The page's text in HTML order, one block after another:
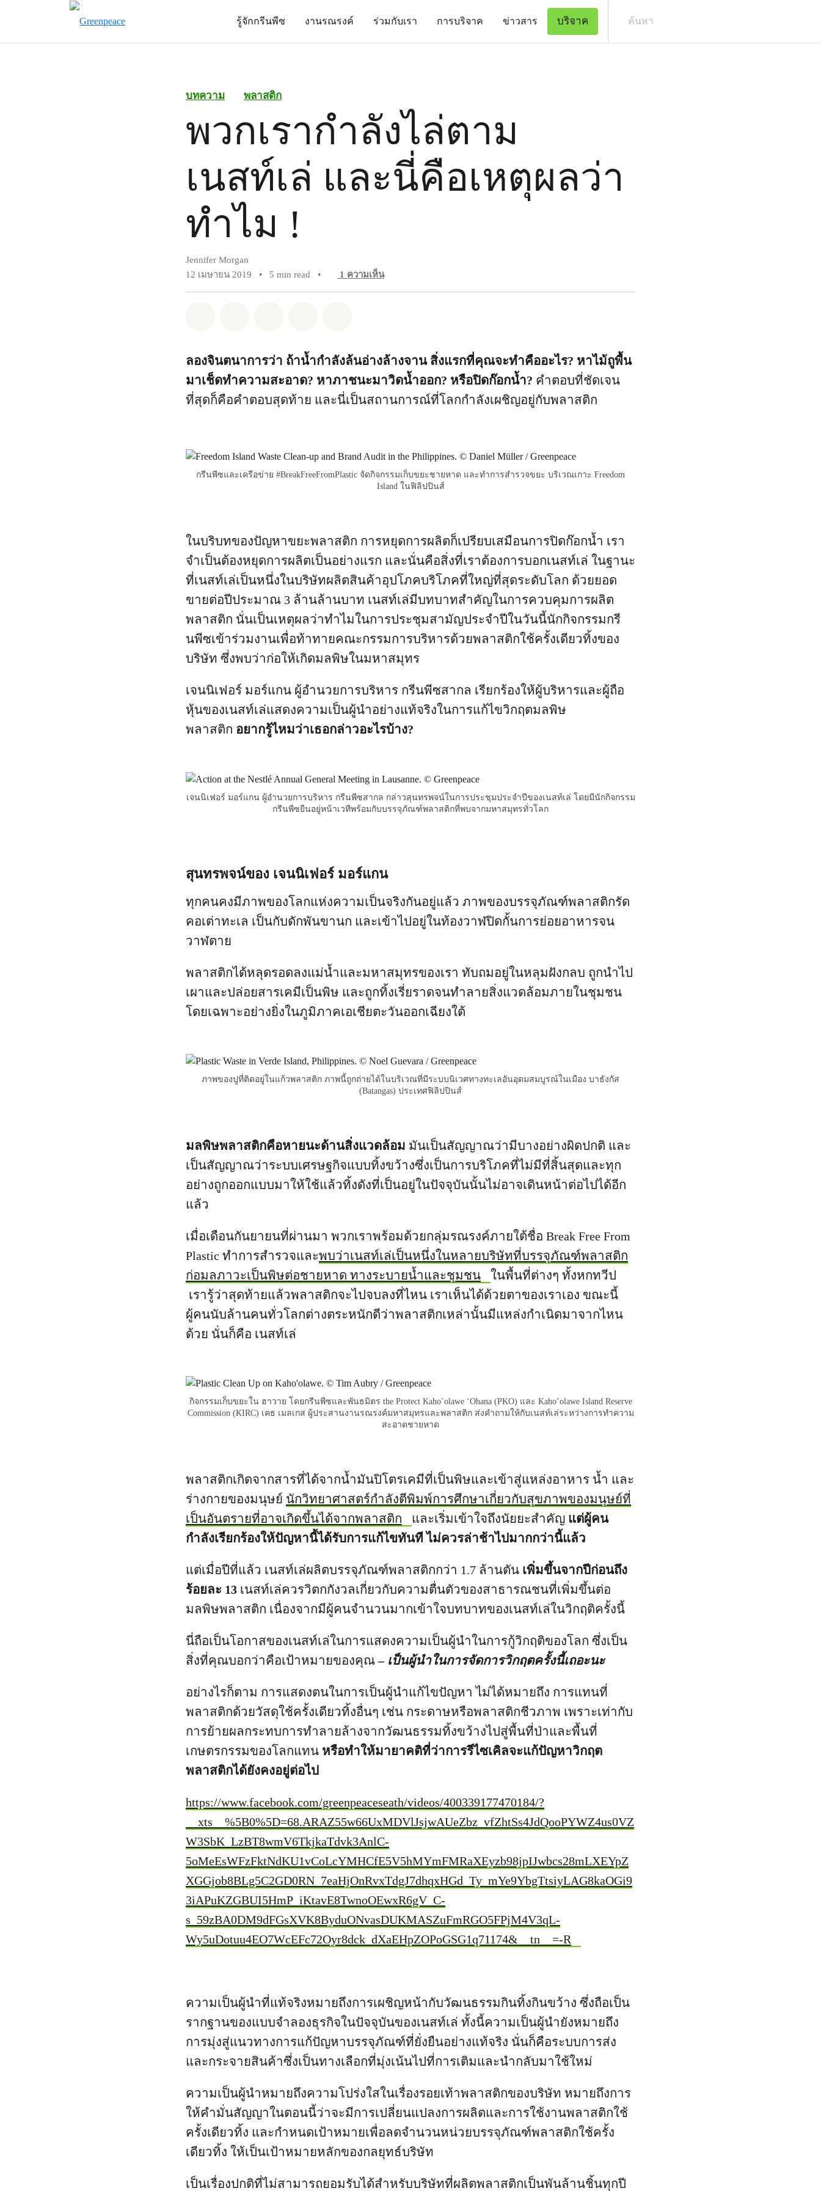
รู้จักกรีนพีซ งานรณรงค์ ร่วมกับเรา การบริจาค ข่าวสาร บริจาค
บทความ พลาสติก
พวกเรากำลังไล่ตาม
เนสท์เล่ และนี่คือเหตุผลว่า
ทำไม !
Jennifer Morgan
12 เมษายน 2019
• 5 min read • 1 ความเห็น
ลองจินตนาการว่า ถ้าน้ำกำลังล้นอ่างล้างจาน สิ่งแรกที่คุณจะทำคืออะไร? หาไม้ถูพื้น
มาเช็ดทำความสะอาด? หาภาชนะมาวิดน้ำออก? หรือปิดก๊อกน้ำ? คำตอบที่ชัดเจน
ที่สุดก็คือคำตอบสุดท้าย และนี่เป็นสถานการณ์ที่โลกกำลังเผชิญอยู่กับพลาสติก
กรีนพีซและเครือข่าย #BreakFreeFromPlastic จัดกิจกรรมเก็บขยะชายหาด และทำการสำรวจขยะ บริเวณเกาะ Freedom
Island ในฟิลิปปินส์
ในบริบทของปัญหาขยะพลาสติก การหยุดการผลิตก็เปรียบเสมือนการปิดก๊อกน้ำ เรา
จำเป็นต้องหยุดการผลิตเป็นอย่างแรก และนั่นคือสิ่งที่เราต้องการบอกเนสท์เล่ ในฐานะ
ที่เนสท์เล่เป็นหนึ่งในบริษัทผลิตสินค้าอุปโภคบริโภคที่ใหญ่ที่สุดระดับโลก ด้วยยอด
ขายต่อปีประมาณ 3 ล้านล้านบาท เนสท์เล่มีบทบาทสำคัญในการควบคุมการผลิต
พลาสติก นั่นเป็นเหตุผลว่าทำไมในการประชุมสามัญประจำปีในวันนี้นักกิจกรรมกรี
นพีซเข้าร่วมงานเพื่อท้าทายคณะกรรมการบริหารด้วยพลาสติกใช้ครั้งเดียวทิ้งของ
บริษัท ซึ่งพบว่าก่อให้เกิดมลพิษในมหาสมุทร
เจนนิเฟอร์ มอร์แกน ผู้อำนวยการบริหาร กรีนพีซสากล เรียกร้องให้ผู้บริหารและผู้ถือ
หุ้นของเนสท์เล่แสดงความเป็นผู้นำอย่างแท้จริงในการแก้ไขวิกฤตมลพิษ
พลาสติก อยากรู้ไหมว่าเธอกล่าวอะไรบ้าง?
เจนนิเฟอร์ มอร์แกน ผู้อำนวยการบริหาร กรีนพีซสากล กล่าวสุนทรพจน์ในการประชุมประจำปีของเนสท์เล่ โดยมีนักกิจกรรม
กรีนพีซยืนอยู่หน้าเวทีพร้อมกับบรรจุภัณฑ์พลาสติกที่พบจากมหาสมุทรทั่วโลก
สุนทรพจน์ของ เจนนิเฟอร์ มอร์แกน
ทุกคนคงมีภาพของโลกแห่งความเป็นจริงกันอยู่แล้ว ภาพของบรรจุภัณฑ์พลาสติกรัด
คอเต่าทะเล เป็นกับดักพันขานก และเข้าไปอยู่ในท้องวาฬปิดกั้นการย่อยอาหารจน
วาฬตาย
พลาสติกได้หลุดรอดลงแม่น้ำและมหาสมุทรของเรา ทับถมอยู่ในหลุมฝังกลบ ถูกนำไป
เผาและปล่อยสารเคมีเป็นพิษ และถูกทิ้งเรี่ยราดจนทำลายสิ่งแวดล้อมภายในชุมชน
โดยเฉพาะอย่างยิ่งในภูมิภาคเอเชียตะวันออกเฉียงใต้
ภาพของปูที่ติดอยู่ในแก้วพลาสติก ภาพนี้ถูกถ่ายได้ในบริเวณที่มีระบบนิเวศทางทะเลอันอุดมสมบูรณ์ในเมือง บาธังกัส
(Batangas) ประเทศฟิลิปปินส์
มลพิษพลาสติกคือหายนะด้านสิ่งแวดล้อม มันเป็นสัญญาณว่ามีบางอย่างผิดปกติ และ
เป็นสัญญาณว่าระบบเศรษฐกิจแบบทิ้งขว้างซึ่งเป็นการบริโภคที่ไม่มีที่สิ้นสุดและทุก
อย่างถูกออกแบบมาให้ใช้แล้วทิ้งดังที่เป็นอยู่ในปัจจุบันนั้นไม่อาจเดินหน้าต่อไปได้อีก
แล้ว
เมื่อเดือนกันยายนที่ผ่านมา พวกเราพร้อมด้วยกลุ่มรณรงค์ภายใต้ชื่อ Break Free From
Plastic ทำการสำรวจและพบว่าเนสท์เล่เป็นหนึ่งในหลายบริษัทที่บรรจุภัณฑ์พลาสติก
ก่อมลภาวะเป็นพิษต่อชายหาด ทางระบายน้ำและชุมชน
ในพื้นที่ต่างๆ ทั้งหกทวีป
เรารู้ว่าสุดท้ายแล้วพลาสติกจะไปจบลงที่ไหน เราเห็นได้ด้วยตาของเราเอง ขณะนี้
ผู้คนนับล้านคนทั่วโลกต่างตระหนักดีว่าพลาสติกเหล่านั้นมีแหล่งกำเนิดมาจากไหน
ด้วย นั่นก็คือ เนสท์เล่
กิจกรรมเก็บขยะใน ฮาวาย โดยกรีนพีซและพันธมิตร the Protect Kaho’olawe ‘Ohana (PKO) และ Kaho’olawe Island Reserve
Commission (KIRC) เคธ เมลเกส ผู้ประสานงานรณรงค์มหาสมุทรและพลาสติก ส่งคำถามให้กับเนสท์เล่ระหว่างการทำความ
สะอาดชายหาด
พลาสติกเกิดจากสารที่ได้จากน้ำมันปิโตรเคมีที่เป็นพิษและเข้าสู่แหล่งอาหาร น้ำ และ
ร่างกายของมนุษย์ นักวิทยาศาสตร์กำลังตีพิมพ์การศึกษาเกี่ยวกับสุขภาพของมนุษย์ที่
เป็นอันตรายที่อาจเกิดขึ้นได้จากพลาสติก
และเริ่มเข้าใจถึงนัยยะสำคัญแต่ผู้คน
กำลังเรียกร้องให้ปัญหานี้ได้รับการแก้ไขทันที ไม่ควรล่าช้าไปมากกว่านี้แล้ว
แต่เมื่อปีที่แล้ว เนสท์เล่ผลิตบรรจุภัณฑ์พลาสติกกว่า 1.7 ล้านตัน เพิ่มขึ้นจากปีก่อนถึง
ร้อยละ 13 เนสท์เล่ควรวิตกกังวลเกี่ยวกับความตื่นตัวของสาธารณชนที่เพิ่มขึ้นต่อ
มลพิษพลาสติก เนื่องจากมีผู้คนจำนวนมากเข้าใจบทบาทของเนสท์เล่ในวิกฤติครั้งนี้
นี่ถือเป็นโอกาสของเนสท์เล่ในการแสดงความเป็นผู้นำในการกู้วิกฤติของโลก ซึ่งเป็น
สิ่งที่คุณบอกว่าคือเป้าหมายของคุณ– เป็นผู้นำในการจัดการวิกฤตครั้งนี้เถอะนะ
อย่างไรก็ตาม การแสดงตนในการเป็นผู้นำแก้ไขปัญหา ไม่ได้หมายถึง การแทนที่
พลาสติกด้วยวัสดุใช้ครั้งเดียวทิ้งอื่นๆ เช่น กระดาษหรือพลาสติกชีวภาพ เพราะเท่ากับ
การย้ายผลกระทบการทำลายล้างจากวัฒนธรรมทิ้งขว้างไปสู่พื้นที่ป่าและพื้นที่
เกษตรกรรมของโลกแทน หรือทำให้มายาคติที่ว่าการรีไซเคิลจะแก้ปัญหาวิกฤต
พลาสติกได้ยังคงอยู่ต่อไป
https://www.facebook.com/greenpeaceseath/videos/400339177470184/?
__xts__%5B0%5D=68.ARAZ55w66UxMDVlJsjwAUeZbz_vfZhtSs4JdQooPYWZ4us0VZ
W3SbK_LzBT8wmV6TkjkaTdvk3AnlC-
5oMeEsWFzFktNdKU1vCoLcYMHCfE5V5hMYmFMRaXEyzb98jpIJwbcs28mLXEYpZ
XGGjob8BLg5C2GD0RN_7eaHjOnRvxTdgJ7dhqxHGd_Ty_mYe9YbgTtsiyLAG8kaOGi9
3iAPuKZGBUI5HmP_iKtavE8TwnoOEwxR6gV_C-
s_59zBA0DM9dFGsXVK8ByduONvasDUKMASZuFmRGO5FPjM4V3qL-
Wy5uDotuu4EO7WcEFc72Oyr8dck_dXaEHpZOPoGSG1q71174&__tn__=-R
ความเป็นผู้นำที่แท้จริงหมายถึงการเผชิญหน้ากับวัฒนธรรมกินทิ้งกินขว้าง ซึ่งถือเป็น
รากฐานของแบบจำลองธุรกิจในปัจจุบันของเนสท์เล่ ทั้งนี้ความเป็นผู้นำยังหมายถึง
การมุ่งสู่แนวทางการแก้ปัญหาบรรจุภัณฑ์ที่ยั่งยืนอย่างแท้จริง นั่นก็คือระบบการส่ง
และกระจายสินค้าซึ่งเป็นทางเลือกที่มุ่งเน้นไปที่การเติมและนำกลับมาใช้ใหม่
ความเป็นผู้นำหมายถึงความโปร่งใสในเรื่องรอยเท้าพลาสติกของบริษัท หมายถึงการ
ให้คำมั่นสัญญาในตอนนี้ว่าจะมีการเปลี่ยนแปลงการผลิตและการใช้งานพลาสติกใช้
ครั้งเดียวทิ้ง และกำหนดเป้าหมายเพื่อลดจำนวนหน่วยบรรจุภัณฑ์พลาสติกใช้ครั้ง
เดียวทิ้ง ให้เป็นเป้าหมายหลักของกลยุทธ์บริษัท
เป็นเรื่องปกติที่ไม่สามารถยอมรับได้สำหรับบริษัทที่ผลิตพลาสติกเป็นพันล้านชิ้นทุกปี